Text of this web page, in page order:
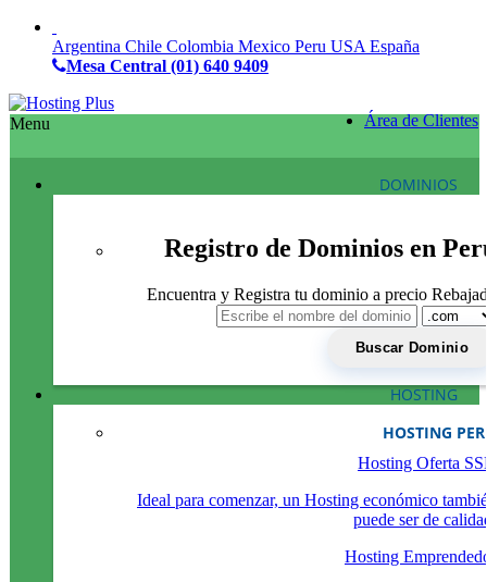
Argentina Chile Colombia Mexico Peru USA España
Mesa Central (01) 640 9409
Área de Clientes
Menu
DOMINIOS
Registro de Dominios en
Encuentra y Registra tu dominio a precio
HOSTING
HOSTING
Hosting Oferta
Ideal para comenzar, un Hosting económico
puede ser de
Hosting